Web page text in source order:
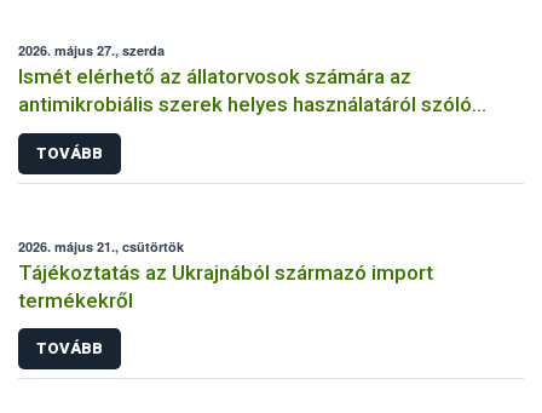
2026. május 27., szerda
Ismét elérhető az állatorvosok számára az
antimikrobiális szerek helyes használatáról szóló
képzés
TOVÁBB
2026. május 21., csütörtök
Tájékoztatás az Ukrajnából származó import
termékekről
TOVÁBB